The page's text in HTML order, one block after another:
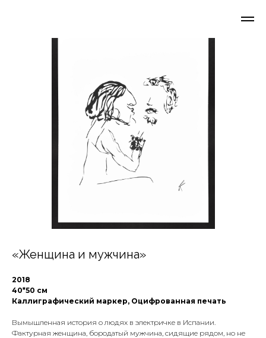
«Женщина и мужчина»
2018
40*50 см
Каллиграфический маркер, Оцифрованная печать
Вымышленная история о людях в электричке в Испании.
Фактурная женщина, бородатый мужчина, сидящие рядом, но не